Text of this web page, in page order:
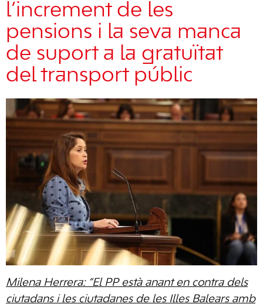
l’increment de les
pensions i la seva manca
de suport a la gratuïtat
del transport públic
Milena Herrera: “El PP està anant en contra dels
ciutadans i les ciutadanes de les Illes Balears amb